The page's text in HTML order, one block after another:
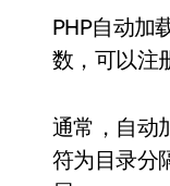
PHP自动加
数，可以注
通常，自动
符为目录分